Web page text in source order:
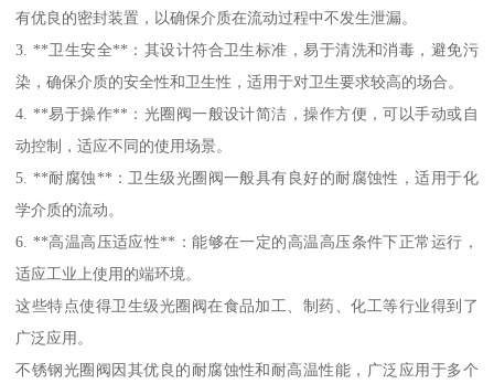
有优良的密封装置，以确保介质在流动过程中不发生泄漏。
3. **卫生安全**：其设计符合卫生标准，易于清洗和消毒，避免污
染，确保介质的安全性和卫生性，适用于对卫生要求较高的场合。
4. **易于操作**：光圈阀一般设计简洁，操作方便，可以手动或自
动控制，适应不同的使用场景。
5. **耐腐蚀**：卫生级光圈阀一般具有良好的耐腐蚀性，适用于化
学介质的流动。
6. **高温高压适应性**：能够在一定的高温高压条件下正常运行，
适应工业上使用的端环境。
这些特点使得卫生级光圈阀在食品加工、制药、化工等行业得到了
广泛应用。
不锈钢光圈阀因其优良的耐腐蚀性和耐高温性能，广泛应用于多个